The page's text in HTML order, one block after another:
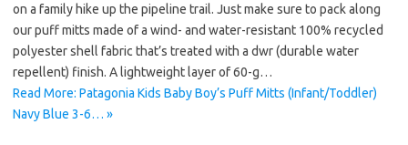
on a family hike up the pipeline trail. Just make sure to pack along
our puff mitts made of a wind- and water-resistant 100% recycled
polyester shell fabric that’s treated with a dwr (durable water
repellent) finish. A lightweight layer of 60-g…
Read More: Patagonia Kids Baby Boy’s Puff Mitts (Infant/Toddler)
Navy Blue 3-6… »